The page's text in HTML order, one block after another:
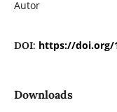
Autor
DOI: https://doi.org/
Downloads